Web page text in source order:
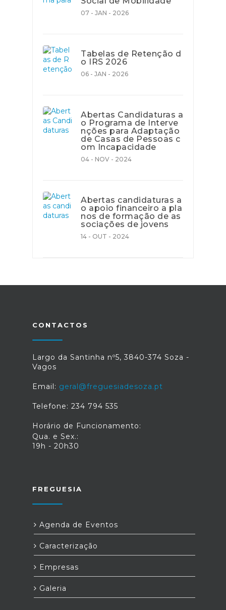
07 - JAN - 2026
Tabelas de Retenção d
o IRS 2026
06 - JAN - 2026
Abertas Candidaturas a
o Programa de Interve
nções para Adaptação
de Casas de Pessoas c
om Incapacidade
04 - NOV - 2024
Abertas candidaturas a
o apoio financeiro a pla
nos de formação de as
sociações de jovens
14 - OUT - 2024
CONTACTOS
Largo da Santinha nº5, 3840-374 Soza -
Vagos
Email: geral@freguesiadesoza.pt
Telefone: 234 794 535
Horário de Funcionamento:
Qua. e Sex.:
19h - 20h30
FREGUESIA
Agenda de Eventos
Caracterização
Empresas
Galeria